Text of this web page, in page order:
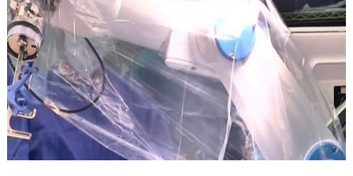
Plasticware
Reagents & Kits
Consumables
Safety